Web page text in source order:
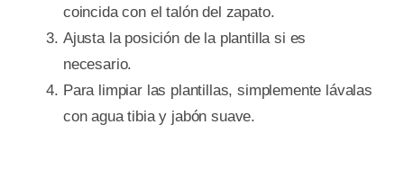
coincida con el talón del zapato.
Ajusta la posición de la plantilla si es
necesario.
Para limpiar las plantillas, simplemente lávalas
con agua tibia y jabón suave.